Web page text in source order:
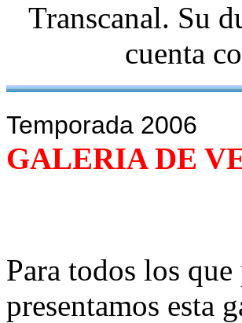
Transcanal. Su
cuenta
Temporada 2006
GALERIA DE
Para todos los
presentamos esta